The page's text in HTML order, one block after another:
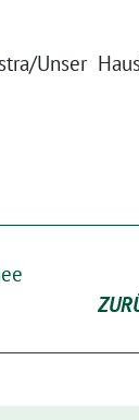
Unser